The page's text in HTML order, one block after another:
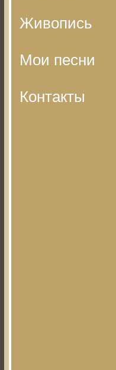
Живопись
Мои песни
Контакты